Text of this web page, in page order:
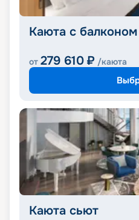
Каюта с балконом
от 279 610 ₽ /каюта
Каюта сьют